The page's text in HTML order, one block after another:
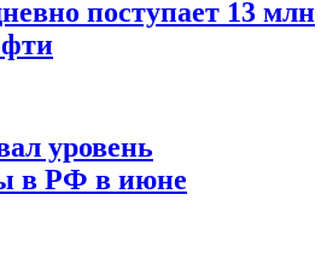
поступает 13 млн
уровень
в РФ в июне